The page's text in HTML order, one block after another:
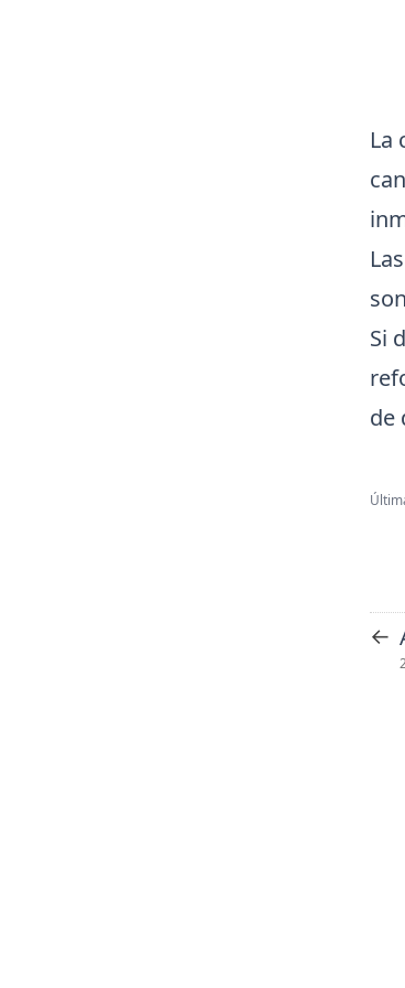
La
Si
de
←